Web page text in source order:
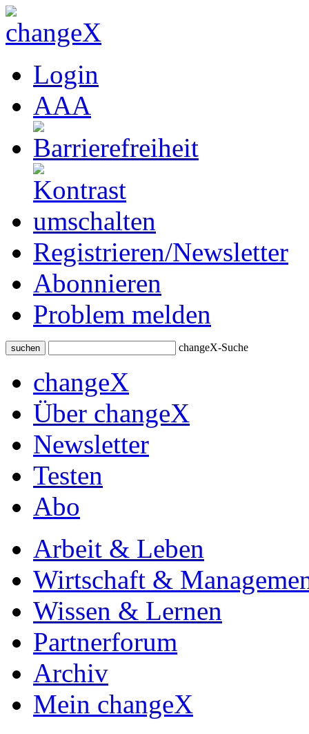
Login
AAA
Registrieren/Newsletter
Abonnieren
Problem melden
suchen changeX-Suche
changeX
Über changeX
Newsletter
Testen
Abo
Arbeit & Leben
Wirtschaft &
Wissen & Lernen
Partnerforum
Archiv
Mein changeX